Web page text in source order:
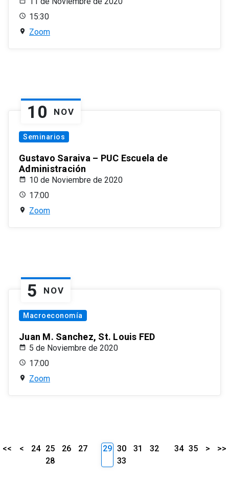
15:30
Zoom
10 NOV
Seminarios
Gustavo Saraiva – PUC Escuela de
Administración
10 de Noviembre de 2020
17:00
Zoom
5 NOV
Macroeconomía
Juan M. Sanchez, St. Louis FED
5 de Noviembre de 2020
17:00
Zoom
<< < 24 25 26
27
28
29 30 31
32
33
34 35 > >>